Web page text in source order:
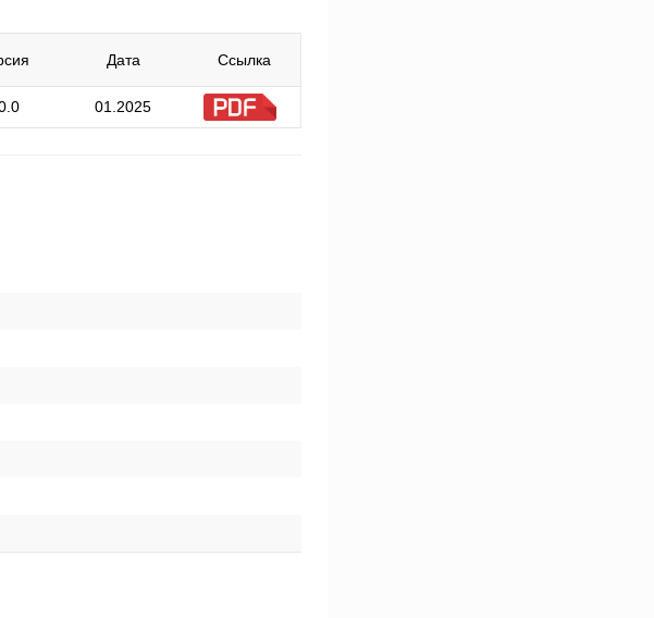
Дата Ссылка
01.2025